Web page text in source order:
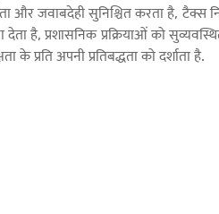
जवाबदेही सुनिश्चित करता है, टैक्स
है, प्रशासनिक प्रक्रियाओं को
अपनी प्रतिबद्धता को दर्शाता है.